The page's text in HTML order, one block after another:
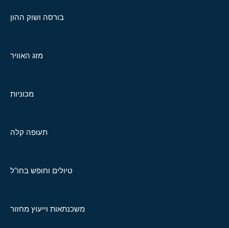
בורסה ושוק ההון
מזג האוויר
מכוניות
תעופה קלה
טיולים וחופש בחו"ל
משכנתאות וייעוץ מחזור